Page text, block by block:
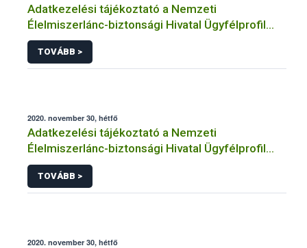
Adatkezelési tájékoztató a Nemzeti
Élelmiszerlánc-biztonsági Hivatal Ügyfélprofil
Rendszerben laboratóriumi vizsgálat
megrendelése témakörben intézhető közhatalmi
eljárásaihoz kapcsolódó adatkezeléséhez
TOVÁBB >
2020. november 30, hétfő
Adatkezelési tájékoztató a Nemzeti
Élelmiszerlánc-biztonsági Hivatal Ügyfélprofil
Rendszerben önellenőrzési rendszer
működtetése témakörben intézhető közhatalmi
eljárásaihoz kapcsolódó adatkezeléséhez
TOVÁBB >
2020. november 30, hétfő